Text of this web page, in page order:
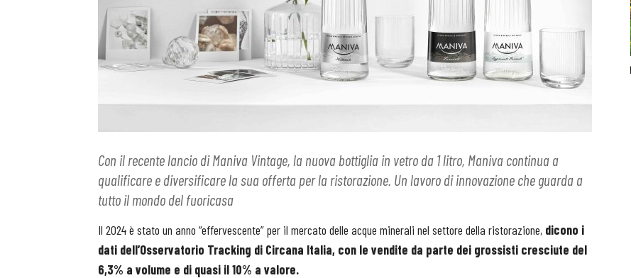
Con il recente lancio di Maniva Vintage, la nuova bottiglia in vetro da 1 litro, Maniva continua a
qualificare e diversificare la sua offerta per la ristorazione. Un lavoro di innovazione che guarda a
tutto il mondo del fuoricasa
Il 2024 è stato un anno “effervescente” per il mercato delle acque minerali nel settore della ristorazione, dicono i
dati dell’Osservatorio Tracking di Circana Italia, con le vendite da parte dei grossisti cresciute del
6,3% a volume e di quasi il 10% a valore.